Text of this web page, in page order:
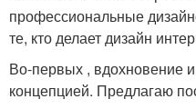
профессиональные
те, кто делает дизайн
Во-первых , вдохновение
концепцией. Предлагаю